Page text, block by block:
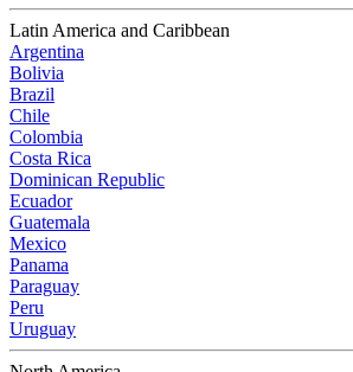
Latin America and Caribbean
Argentina
Bolivia
Brazil
Chile
Colombia
Costa Rica
Dominican Republic
Ecuador
Guatemala
Mexico
Panama
Paraguay
Peru
Uruguay